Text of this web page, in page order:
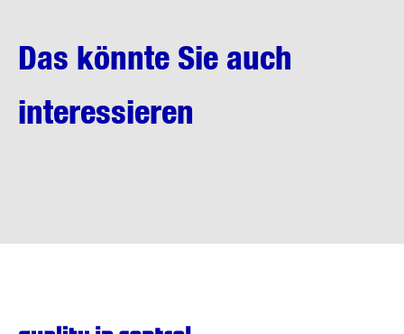
Das könnte Sie auch
interessieren